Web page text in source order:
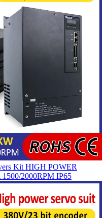
Kit HIGH POWER
2000RPM IP65